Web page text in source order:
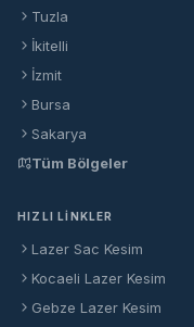
Tuzla
İkitelli
İzmit
Bursa
Sakarya
Tüm Bölgeler
HIZLI LINKLER
Lazer Sac Kesim
Kocaeli Lazer Kesim
Gebze Lazer Kesim